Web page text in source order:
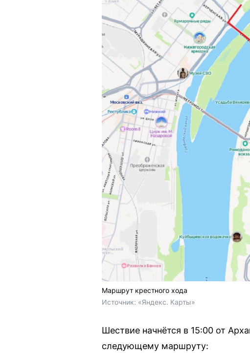
Маршрут крестного хода
Источник: «Яндекс. Карты»
Шествие начнётся в 15:00 от
следующему маршруту: